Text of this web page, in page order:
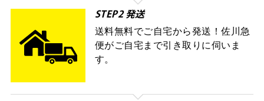
STEP2 発送
送料無料でご自宅から発送！佐川急
便がご自宅まで引き取りに伺いま
す。